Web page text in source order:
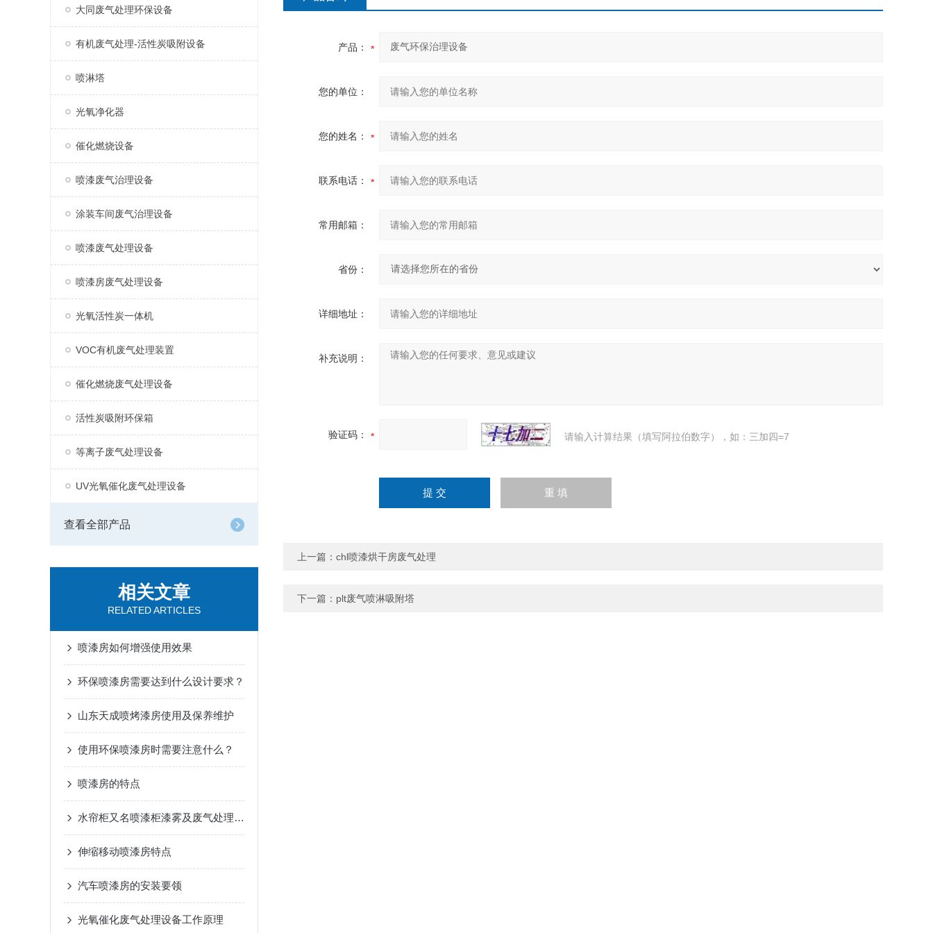
大同废气处理环保设备
有机废气处理-活性炭吸附设备
喷淋塔
光氧净化器
催化燃烧设备
喷漆废气治理设备
涂装车间废气治理设备
喷漆废气处理设备
喷漆房废气处理设备
光氧活性炭一体机
VOC有机废气处理装置
催化燃烧废气处理设备
活性炭吸附环保箱
等离子废气处理设备
UV光氧催化废气处理设备
查看全部产品
相关文章
RELATED ARTICLES
喷漆房如何增强使用效果
环保喷漆房需要达到什么设计要求？
山东天成喷烤漆房使用及保养维护
使用环保喷漆房时需要注意什么？
喷漆房的特点
水帘柜又名喷漆柜漆雾及废气处理方式
伸缩移动喷漆房特点
汽车喷漆房的安装要领
光氧催化废气处理设备工作原理
产品：
您的单位：
您的姓名：
联系电话：
常用邮箱：
省份：
详细地址：
补充说明：
验证码： 请输入计算结果（填写阿拉伯数字），如：三加四=7
上一篇： chl喷漆烘干房废气处理
下一篇： plt废气喷淋吸附塔